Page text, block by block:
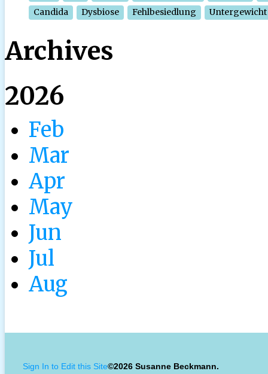
Candida
Dysbiose Fehlbesiedlung Untergewicht
Archives
2026
Feb
Mar
Apr
May
Jun
Jul
Aug
Sign In to Edit this Site©2026 Susanne Beckmann.